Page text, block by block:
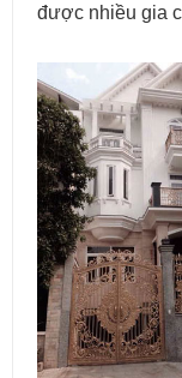
được nhiều gia
Mẫu bàn ăn mặt đá